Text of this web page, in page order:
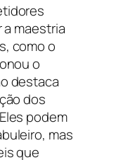
maestria
como o
o
destaca
dos
podem
mas
que